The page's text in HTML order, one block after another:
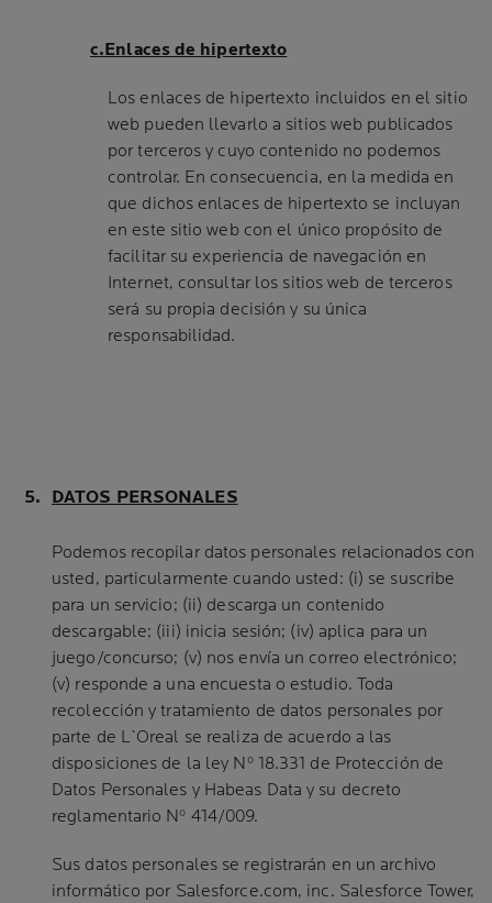
c.Enlaces de hipertexto
Los enlaces de hipertexto incluidos en el sitio
web pueden llevarlo a sitios web publicados
por terceros y cuyo contenido no podemos
controlar. En consecuencia, en la medida en
que dichos enlaces de hipertexto se incluyan
en este sitio web con el único propósito de
facilitar su experiencia de navegación en
Internet, consultar los sitios web de terceros
será su propia decisión y su única
responsabilidad.
DATOS PERSONALES
Podemos recopilar datos personales relacionados con
usted, particularmente cuando usted: (i) se suscribe
para un servicio; (ii) descarga un contenido
descargable; (iii) inicia sesión; (iv) aplica para un
juego/concurso; (v) nos envía un correo electrónico;
(v) responde a una encuesta o estudio. Toda
recolección y tratamiento de datos personales por
parte de L`Oreal se realiza de acuerdo a las
disposiciones de la ley Nº 18.331 de Protección de
Datos Personales y Habeas Data y su decreto
reglamentario Nº 414/009.
Sus datos personales se registrarán en un archivo
informático por Salesforce.com, inc. Salesforce Tower,